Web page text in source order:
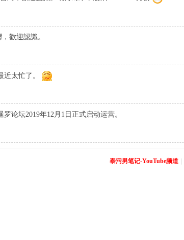
歡迎認識。
近太忙了。
罗论坛2019年12月1日正式启动运营。
泰污男笔记-YouTube频道